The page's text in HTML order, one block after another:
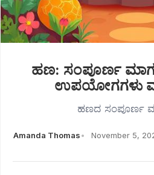
ಹಣ: ಸಂಪೂರ್ಣ
ಉಪಯೋಗಗಳು
ಹಣದ ಸಂಪೂರ್ಣ
Amanda Thomas November 5,